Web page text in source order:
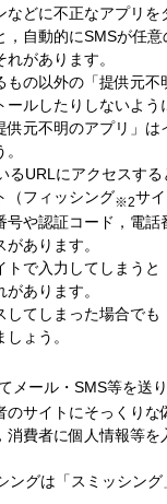
などに不正なアプリを
，自動的にSMSが任
があります。
もの以外の「提供元不
ルしたりしないよう
供元不明のアプリ」は
るURLにアクセスす
（フィッシング※2サ
号や認証コード，電話
あります。
トで入力してしまうと
あります。
してしまった場合でも
ょう。
メール・SMS等を送
のサイトにそっくりな
消費者に個人情報等を
ングは「スミッシング